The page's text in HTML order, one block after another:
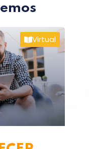
Virtual